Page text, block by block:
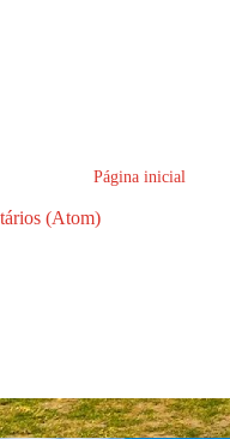
Página inicial
(Atom)